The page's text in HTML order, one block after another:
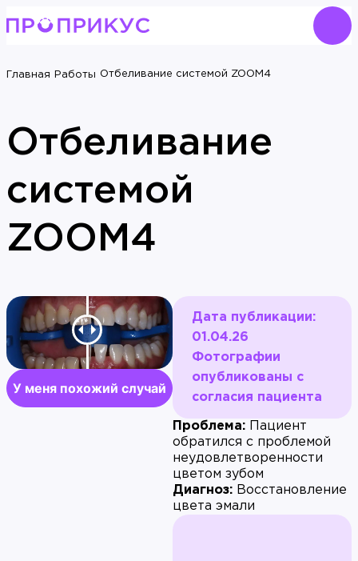
Главная Работы Отбеливание системой ZOOM4
Отбеливание
системой
ZOOM4
У меня похожий случай
Дата публикации:
01.04.26
Фотографии
опубликованы с
согласия пациента
Проблема: Пациент
обратился с проблемой
неудовлетворенности
цветом зубом
Диагноз: Восстановление
цвета эмали